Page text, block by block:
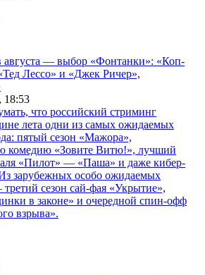
августа — выбор «Фонтанки»: «Коп-
Лессо» и «Джек Ричер»,
18:53
что российский стриминг
лета одни из самых ожидаемых
пятый сезон «Мажора»,
комедию «Зовите Витю!», лучший
«Пилот» — «Паша» и даже кибер-
зарубежных особо ожидаемых
сезон сай-фая «Укрытие»,
в законе» и очередной спин-офф
взрыва».